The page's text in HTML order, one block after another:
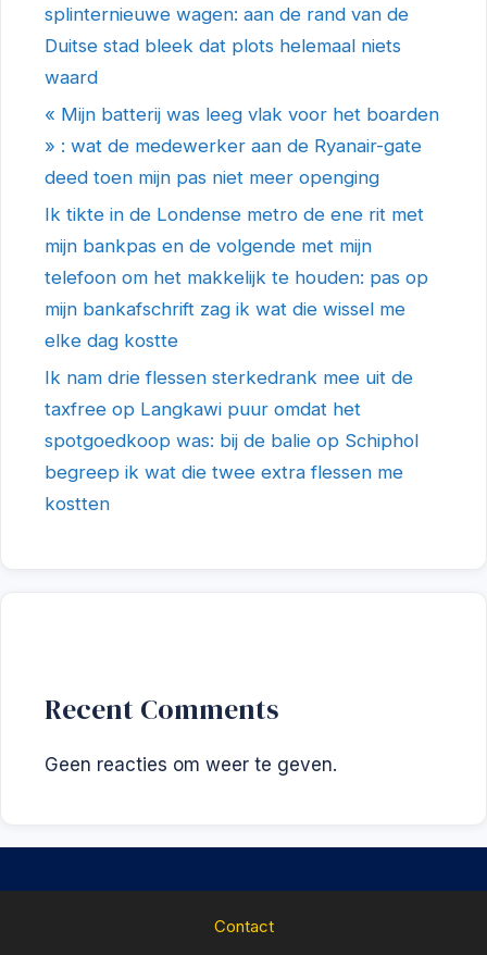
splinternieuwe wagen: aan de rand van de
Duitse stad bleek dat plots helemaal niets
waard
« Mijn batterij was leeg vlak voor het boarden
» : wat de medewerker aan de Ryanair-gate
deed toen mijn pas niet meer openging
Ik tikte in de Londense metro de ene rit met
mijn bankpas en de volgende met mijn
telefoon om het makkelijk te houden: pas op
mijn bankafschrift zag ik wat die wissel me
elke dag kostte
Ik nam drie flessen sterkedrank mee uit de
taxfree op Langkawi puur omdat het
spotgoedkoop was: bij de balie op Schiphol
begreep ik wat die twee extra flessen me
kostten
Recent Comments
Geen reacties om weer te geven.
Contact